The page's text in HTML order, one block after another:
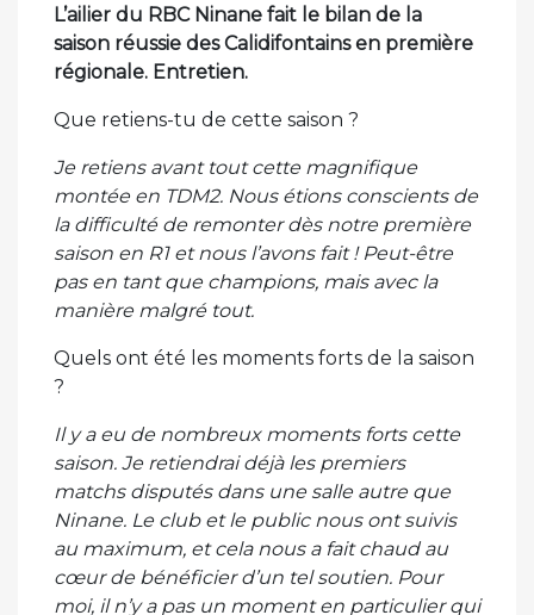
L’ailier du RBC Ninane fait le bilan de la
saison réussie des Calidifontains en première
régionale. Entretien.
Que retiens-tu de cette saison ?
Je retiens avant tout cette magnifique
montée en TDM2. Nous étions conscients de
la difficulté de remonter dès notre première
saison en R1 et nous l’avons fait ! Peut-être
pas en tant que champions, mais avec la
manière malgré tout.
Quels ont été les moments forts de la saison
?
Il y a eu de nombreux moments forts cette
saison. Je retiendrai déjà les premiers
matchs disputés dans une salle autre que
Ninane. Le club et le public nous ont suivis
au maximum, et cela nous a fait chaud au
cœur de bénéficier d’un tel soutien. Pour
moi, il n’y a pas un moment en particulier qui